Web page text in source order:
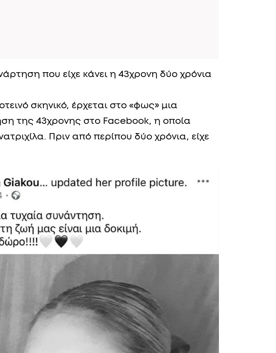
που είχε κάνει η 43χρονη δύο χρόνια
σκηνικό, έρχεται στο «φως» μια
της 43χρονης στο Facebook, η οποία
Πριν από περίπου δύο χρόνια, είχε